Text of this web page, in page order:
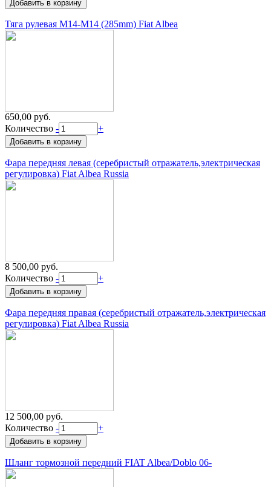
Тяга рулевая M14-M14 (285mm) Fiat Albea
650,00 руб.
Количество - +
Фара передняя левая (серебристый отражатель,электрическая
регулировка) Fiat Albea Russia
8 500,00 руб.
Количество - +
Фара передняя правая (серебристый отражатель,электрическая
регулировка) Fiat Albea Russia
12 500,00 руб.
Количество - +
Шланг тормозной передний FIAT Albea/Doblo 06-